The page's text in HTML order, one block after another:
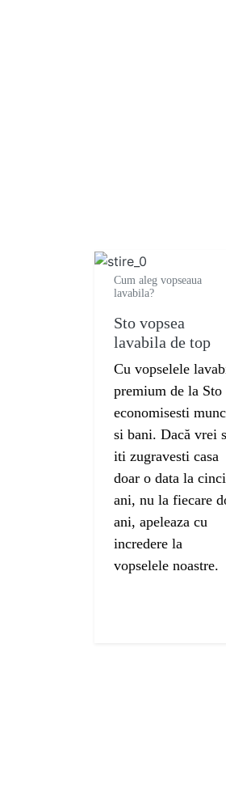
Cum aleg vopseaua
lavabila?
Sto vopsea
lavabila de top
Cu vopselele
premium de la Sto
economisesti
si bani. Dacă vrei
iti zugravesti casa
doar o data la cinci
ani, nu la fiecare
ani, apeleaza cu
incredere la
vopselele noastre.